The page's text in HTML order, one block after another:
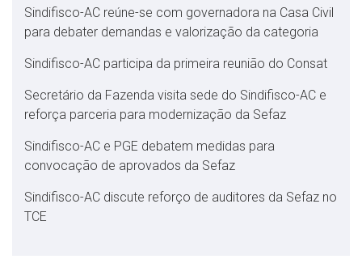
Sindifisco-AC reúne-se com governadora na Casa Civil
para debater demandas e valorização da categoria
Sindifisco-AC participa da primeira reunião do Consat
Secretário da Fazenda visita sede do Sindifisco-AC e
reforça parceria para modernização da Sefaz
Sindifisco-AC e PGE debatem medidas para
convocação de aprovados da Sefaz
Sindifisco-AC discute reforço de auditores da Sefaz no
TCE